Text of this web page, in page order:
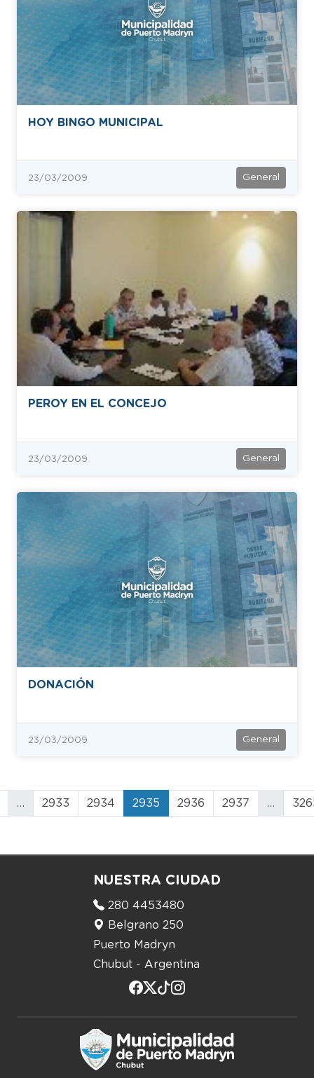
HOY BINGO MUNICIPAL
23/03/2009 General
PEROY EN EL CONCEJO
23/03/2009 General
DONACIÓN
23/03/2009 General
… 2933 2934 2935 2936 2937 …
NUESTRA CIUDAD
280 4453480
Belgrano 250
Puerto Madryn
Chubut - Argentina